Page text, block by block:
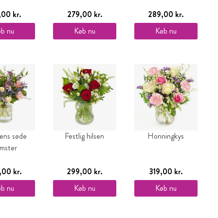
kr.
nu
279,00 kr.
Køb nu
289,00 kr.
Køb nu
søde
kr.
nu
Festlig hilsen
299,00 kr.
Køb nu
Honningkys
319,00 kr.
Køb nu